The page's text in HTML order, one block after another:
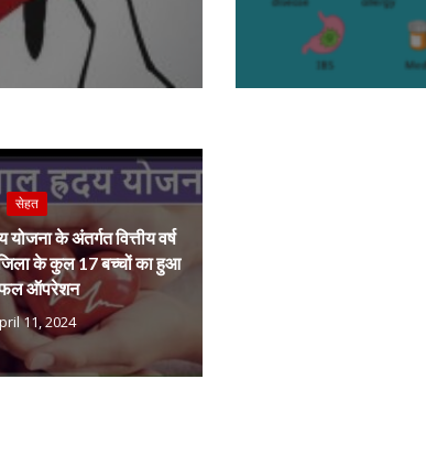
सेहत
के अंतर्गत वित्तीय वर्ष
के कुल 17 बच्चों का हुआ
ऑपरेशन
11, 2024